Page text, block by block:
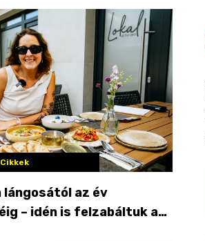
Cikkek
lángosától az év
– idén is felzabáltuk a